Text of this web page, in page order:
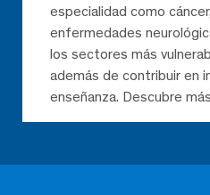
especialidad como
enfermedades
los sectores más
además de contribuir en
enseñanza. Descubre